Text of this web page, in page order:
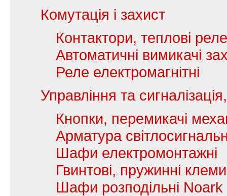
Комутація і захист
Контактори, теплові реле
Автоматичні вимикачі
Реле електромагнітні
Управління та
Кнопки, перемикачі
Арматура
Шафи електромонтажні
Гвинтові, пружинні
Шафи розподільні Noark